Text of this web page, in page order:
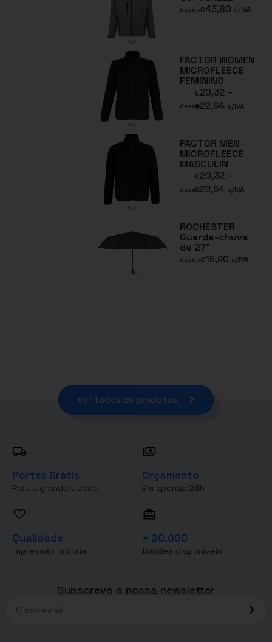
desde€43,80 s/IVA
FACTOR WOMEN
MICROFLEECE
FEMININO
desde
€20,32 –
€22,64 s/IVA
FACTOR MEN
MICROFLEECE
MASCULIN
desde
€20,32 –
€22,64 s/IVA
ROCHESTER
Guarda-chuva
de 27″
desde€16,90 s/IVA
ver todos os produtos
Portes Grátis
Para a grande Lisboa
Orçamento
Em apenas 24h
Qualidade
Impressão própria
+ 20.000
Brindes disponíveis
Subscreva a nossa newsletter